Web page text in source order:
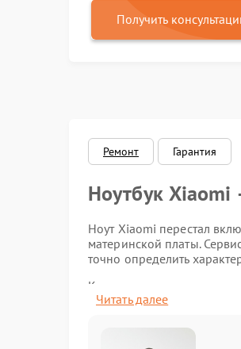
Получить
Ремонт Гарантия
Ноутбук Xiaomi
Ноут Xiaomi перестал
материнской платы.
точно определить
К типичным проявлениям
устройство
Читать далее